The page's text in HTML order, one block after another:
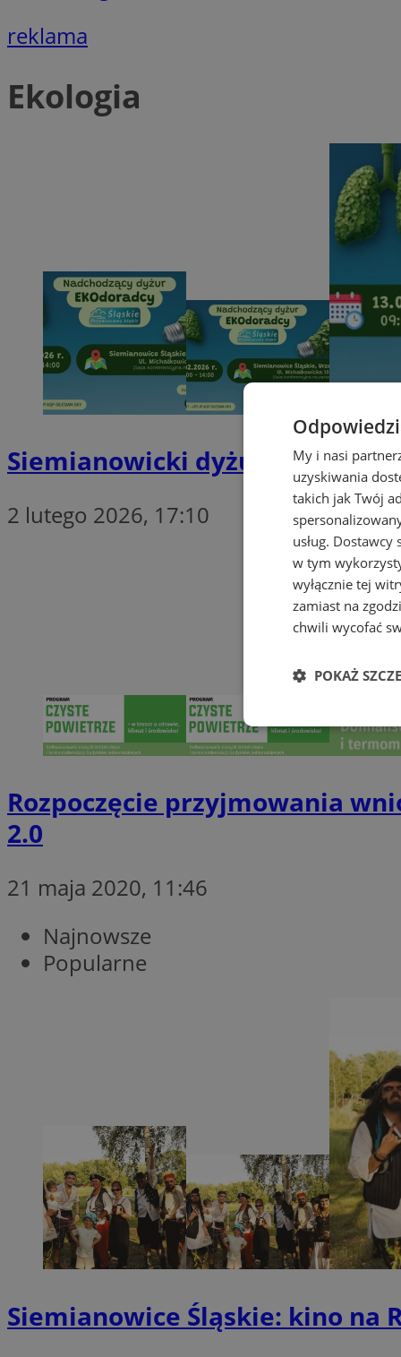
reklama
Ekologia
Siemianowicki dyżur
2 lutego 2026, 17:10
Rozpoczęcie przyjmowania
2.0
21 maja 2020, 11:46
Najnowsze
Popularne
Siemianowice Śląskie: kino na
My i nasi
uzyskiwania
takich jak Twój
usług. Dostawcy
w tym
wyłącznie tej
zamiast na
chwili wycofać
POKAŻ
Niezbędne
INGRESSCOOKIE
euds
__cf_bm
suid